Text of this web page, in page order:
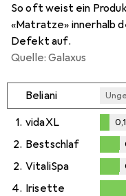
So oft weist ein
«Matratze» innerhalb
Defekt auf.
Quelle: Galaxus
Beliani
1. vidaXL
%
0,1
2. Bestschlaf
0,2%
2. VitaliSpa
0,2%
4. Irisette